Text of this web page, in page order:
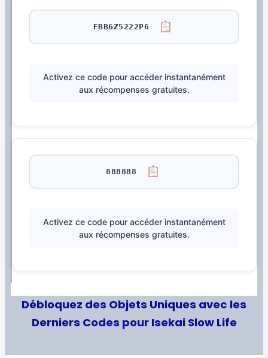
FBB6Z5222P6
Activez ce code pour accéder instantanément
aux récompenses gratuites.
888888
Activez ce code pour accéder instantanément
aux récompenses gratuites.
Débloquez des Objets Uniques avec les
Derniers Codes pour Isekai Slow Life